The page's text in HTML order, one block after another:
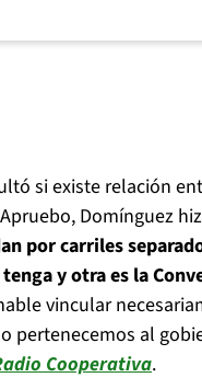
si existe relación
Domínguez
por carriles
y otra es la
vincular
pertenecemos al
Cooperativa.